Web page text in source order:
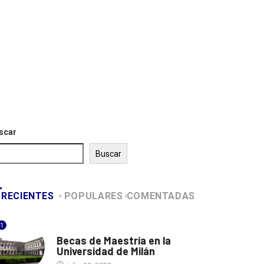
Buscar
RECIENTES POPULARES COMENTADAS
1
Becas de Maestría en la
Universidad de Milán